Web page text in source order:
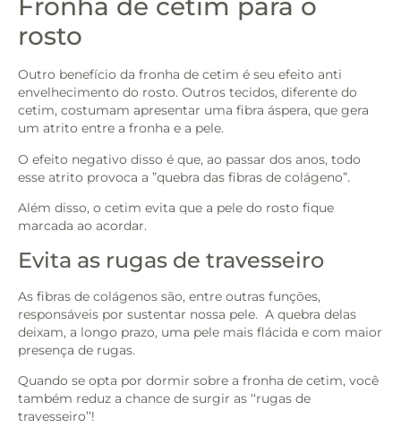
Fronha de cetim para o
rosto
Outro benefício da fronha de cetim é seu efeito anti
envelhecimento do rosto. Outros tecidos, diferente do
cetim, costumam apresentar uma fibra áspera, que gera
um atrito entre a fronha e a pele.
O efeito negativo disso é que, ao passar dos anos, todo
esse atrito provoca a ”quebra das fibras de colágeno”.
Além disso, o cetim evita que a pele do rosto fique
marcada ao acordar.
Evita as rugas de travesseiro
As fibras de colágenos são, entre outras funções,
responsáveis por sustentar nossa pele. A quebra delas
deixam, a longo prazo, uma pele mais flácida e com maior
presença de rugas.
Quando se opta por dormir sobre a fronha de cetim, você
também reduz a chance de surgir as ‘‘rugas de
travesseiro’’!